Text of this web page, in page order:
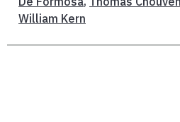
William Kern